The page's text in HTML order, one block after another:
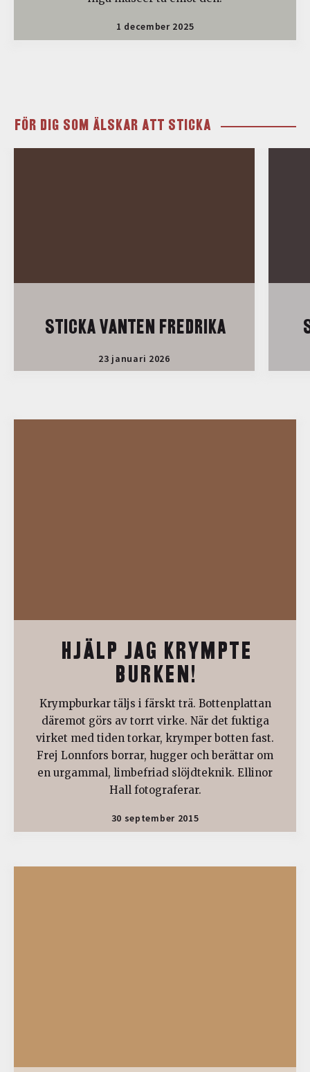
1 december 2025
FÖR DIG SOM ÄLSKAR ATT STICKA
STICKA VANTEN FREDRIKA
23 januari 2026
HJÄLP JAG KRYMPTE
BURKEN!
Krympburkar täljs i färskt trä. Bottenplattan
däremot görs av torrt virke. När det fuktiga
virket med tiden torkar, krymper botten fast.
Frej Lonnfors borrar, hugger och berättar om
en urgammal, limbefriad slöjdteknik. Ellinor
Hall fotograferar.
30 september 2015